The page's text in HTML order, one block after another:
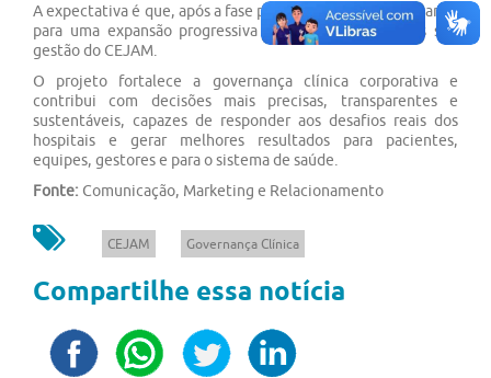
A expectativa é que, após a fase piloto, a metodologia avance
para uma expansão progressiva em todos os hospitais sob
gestão do CEJAM.
O projeto fortalece a governança clínica corporativa e
contribui com decisões mais precisas, transparentes e
sustentáveis, capazes de responder aos desafios reais dos
hospitais e gerar melhores resultados para pacientes,
equipes, gestores e para o sistema de saúde.
Fonte: Comunicação, Marketing e Relacionamento
CEJAM Governança Clínica
Compartilhe essa notícia